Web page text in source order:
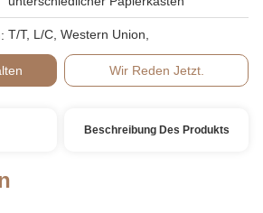
T/T, L/C, Western Union,
Wir Reden Jetzt.
Beschreibung Des Produkts